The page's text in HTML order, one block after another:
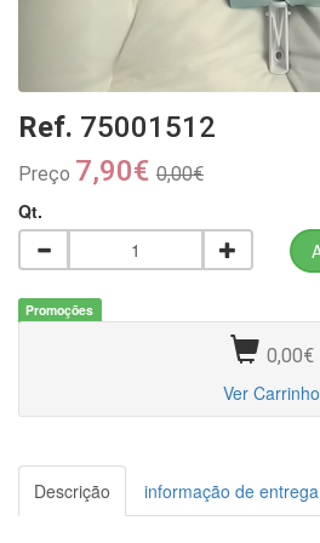
Ref. 75001512
Preço 7,90€ 0,00€
Qt.
Promoções
0,00€
Ver Carrinho
Descrição informação de entrega